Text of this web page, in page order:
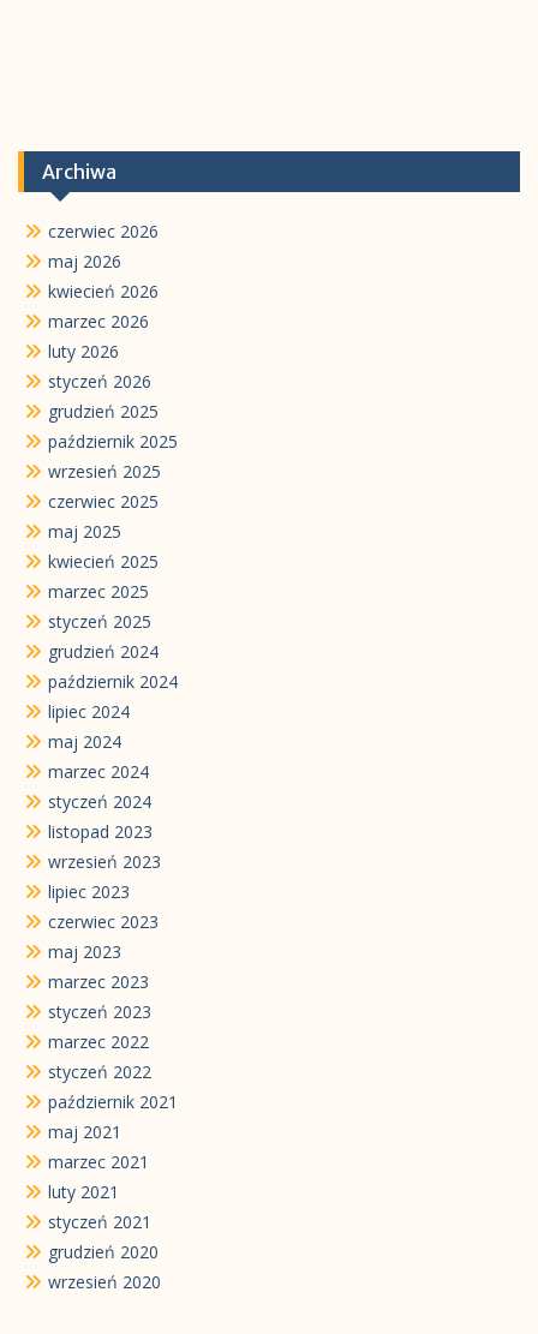
Archiwa
czerwiec 2026
maj 2026
kwiecień 2026
marzec 2026
luty 2026
styczeń 2026
grudzień 2025
październik 2025
wrzesień 2025
czerwiec 2025
maj 2025
kwiecień 2025
marzec 2025
styczeń 2025
grudzień 2024
październik 2024
lipiec 2024
maj 2024
marzec 2024
styczeń 2024
listopad 2023
wrzesień 2023
lipiec 2023
czerwiec 2023
maj 2023
marzec 2023
styczeń 2023
marzec 2022
styczeń 2022
październik 2021
maj 2021
marzec 2021
luty 2021
styczeń 2021
grudzień 2020
wrzesień 2020